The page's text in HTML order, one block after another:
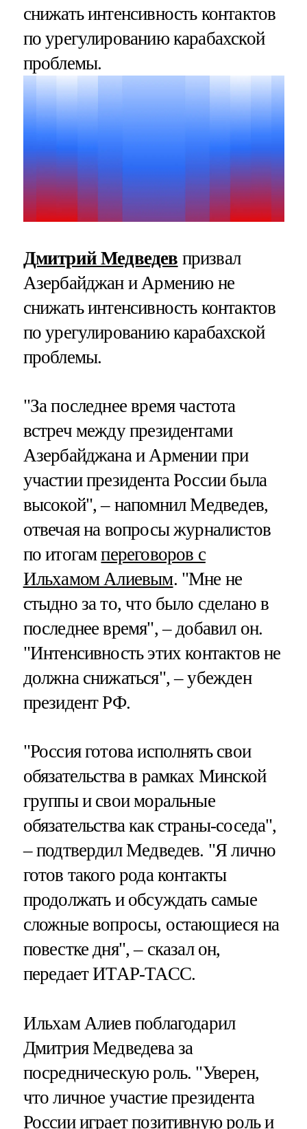
снижать интенсивность контактов
по урегулированию карабахской
проблемы.
Дмитрий Медведев призвал
Азербайджан и Армению не
снижать интенсивность контактов
по урегулированию карабахской
проблемы.
"За последнее время частота
встреч между президентами
Азербайджана и Армении при
участии президента России была
высокой", – напомнил Медведев,
отвечая на вопросы журналистов
по итогампереговоров с
Ильхамом Алиевым. "Мне не
стыдно за то, что было сделано в
последнее время", – добавил он.
"Интенсивность этих контактов не
должна снижаться", – убежден
президент РФ.
"Россия готова исполнять свои
обязательства в рамках Минской
группы и свои моральные
обязательства как страны-соседа",
– подтвердил Медведев. "Я лично
готов такого рода контакты
продолжать и обсуждать самые
сложные вопросы, остающиеся на
повестке дня", – сказал он,
передает ИТАР-ТАСС.
Ильхам Алиев поблагодарил
Дмитрия Медведева за
посредническую роль. "Уверен,
что личное участие президента
России играет позитивную роль и